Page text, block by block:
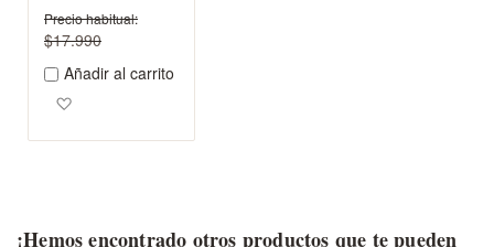
Precio habitual
$17.990
Añadir al carrito
¡Hemos encontrado otros productos que te pueden